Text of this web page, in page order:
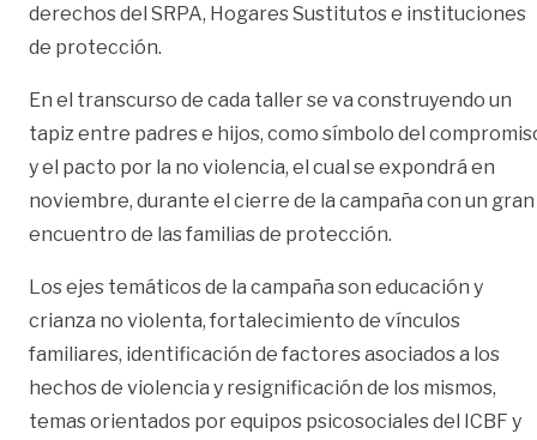
derechos del SRPA, Hogares Sustitutos e instituciones
de protección.
En el transcurso de cada taller se va construyendo un
tapiz entre padres e hijos, como símbolo del
y el pacto por la no violencia, el cual se expondrá en
noviembre, durante el cierre de la campaña con un gran
encuentro de las familias de protección.
Los ejes temáticos de la campaña son educación y
crianza no violenta, fortalecimiento de vínculos
familiares, identificación de factores asociados a los
hechos de violencia y resignificación de los mismos,
temas orientados por equipos psicosociales del ICBF y